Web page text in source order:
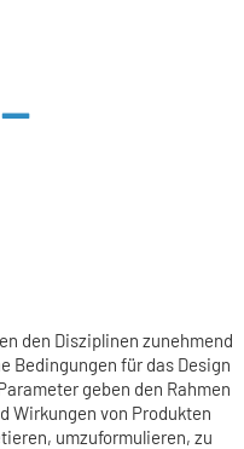
den Disziplinen zunehmend
Bedingungen für das Design
geben den Rahmen
Wirkungen von Produkten
umzuformulieren, zu